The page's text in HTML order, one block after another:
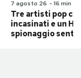
7 agosto 26 - 16 min
Tre artisti pop
incasinati e un
spionaggio